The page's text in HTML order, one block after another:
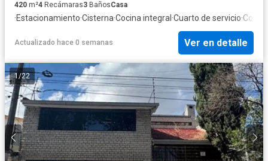
420 m²4 Recámaras3 BañosCasa
·Estacionamiento·Cisterna·Cocina integral ·Cuarto de servicio·
Actualizado hace 0 semanas Ver en detalle
1 /22